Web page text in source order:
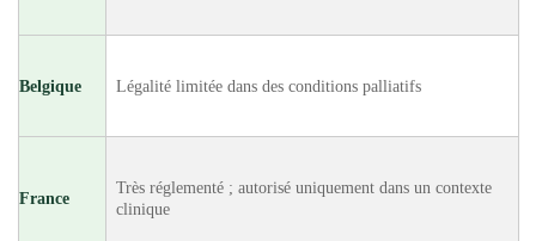
Belgique Légalité limitée dans des conditions palliatifs
France
Très réglementé ; autorisé uniquement dans un contexte
clinique